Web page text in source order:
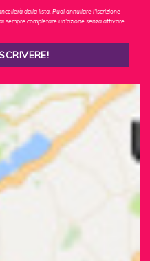
dalla lista. Puoi annullare l'iscrizione
sempre completare un'azione senza attivare